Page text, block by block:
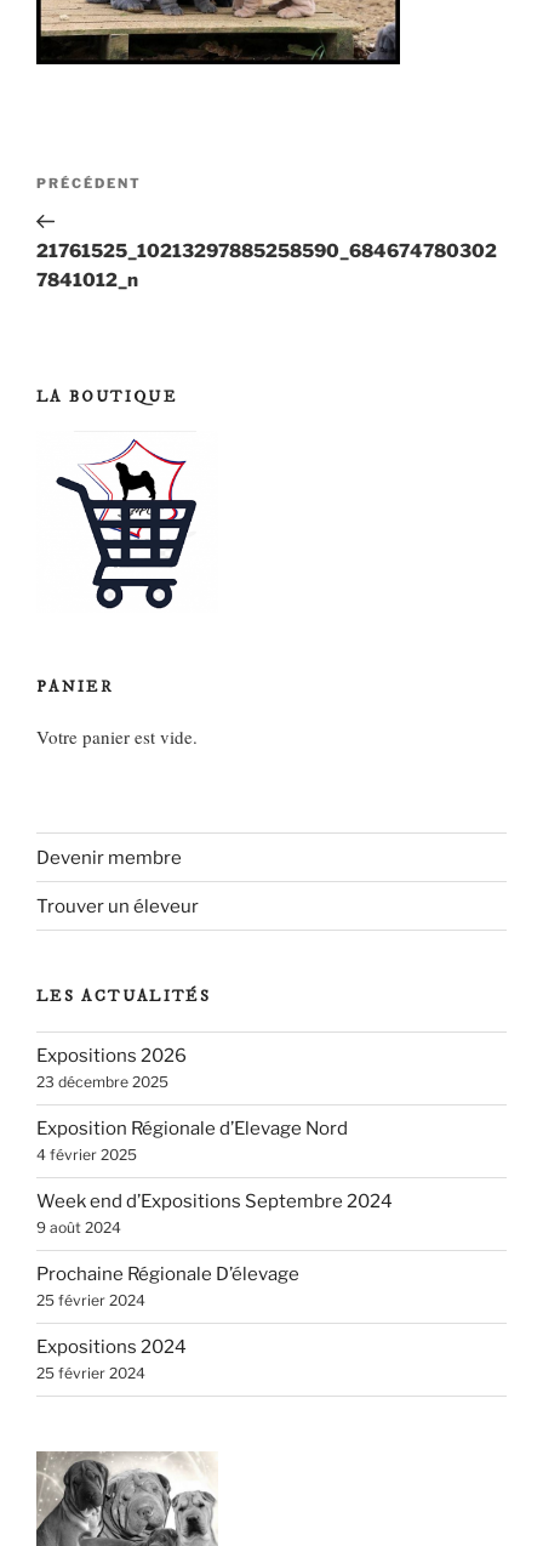
Navigation
de
l’article
Article
précédent
PRÉCÉDENT
21761525_10213297885258590_684674780302
7841012_n
LA BOUTIQUE
PANIER
Votre panier est vide.
Devenir membre
Trouver un éleveur
LES ACTUALITÉS
Expositions 2026
23 décembre 2025
Exposition Régionale d’Elevage Nord
4 février 2025
Week end d’Expositions Septembre 2024
9 août 2024
Prochaine Régionale D’élevage
25 février 2024
Expositions 2024
25 février 2024